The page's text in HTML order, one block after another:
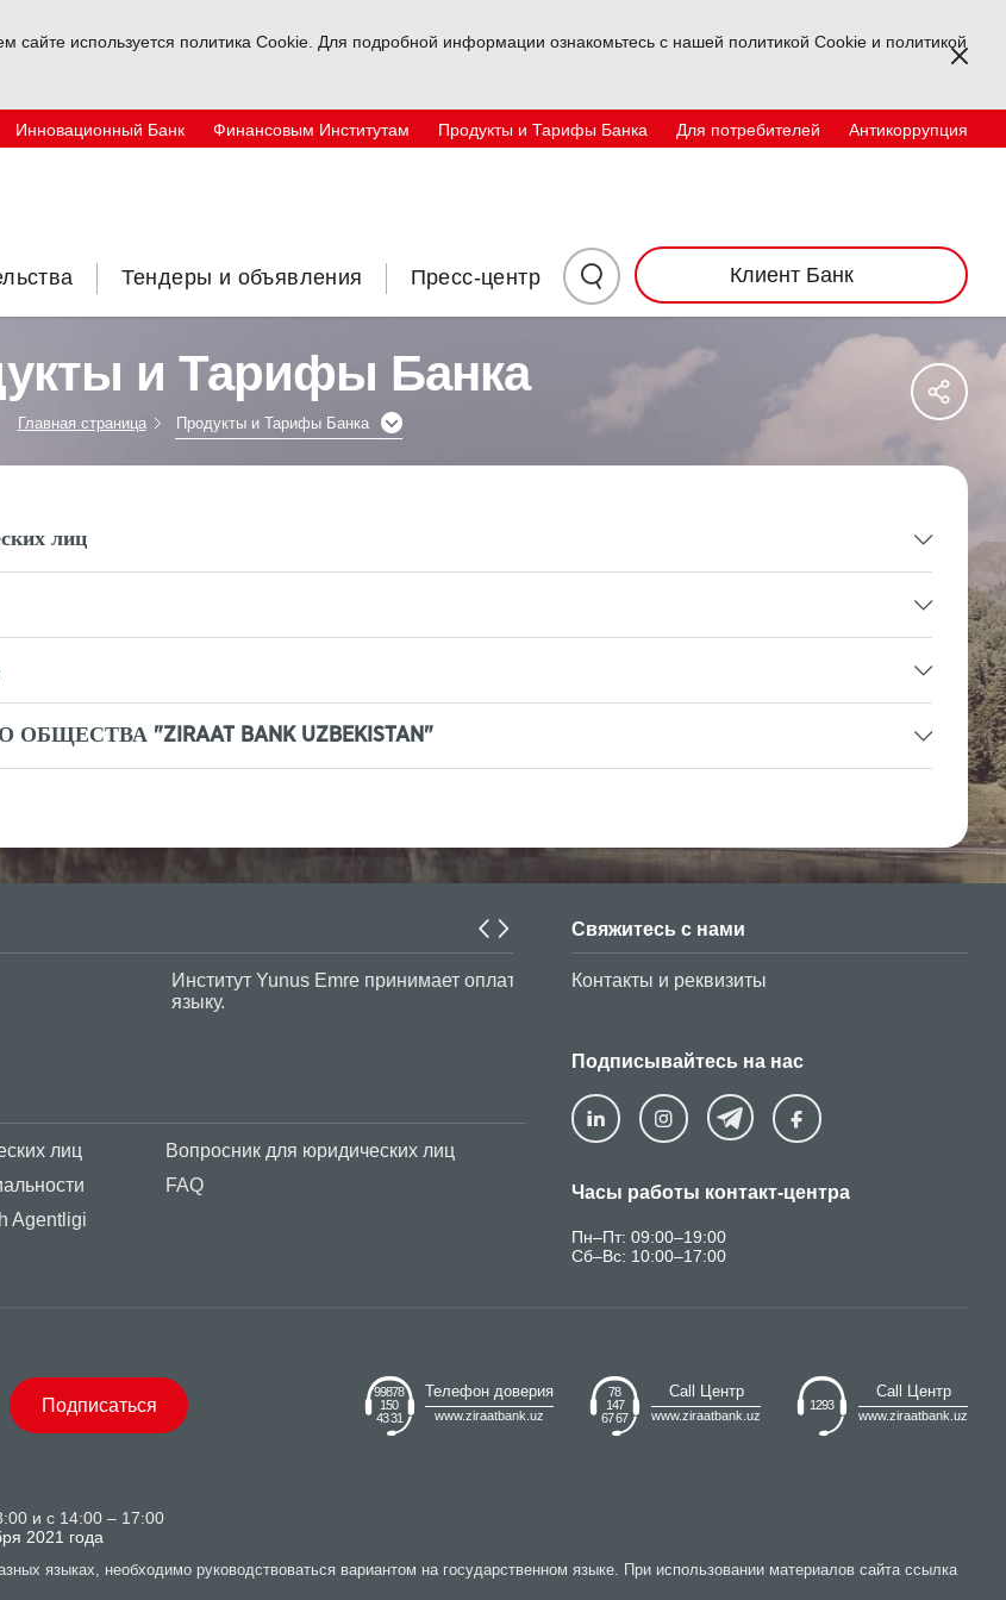
используется политика Cookie. Для подробной информации ознакомьтесь с нашей политикой Cookie и политикой
Инновационный Банк Финансовым Институтам Продукты и Тарифы Банка Для потребителей
Антикоррупция
Тендеры и объявления Пресс-центр
Нажмите
здесь
Клиент Банк
Физические лица корпоративный
и Тарифы Банка
Главная страница Продукты и Тарифы Банка
лиц
"ZIRAAT BANK UZBEKISTAN"
принимает оплату за экзамен по турецкому
В период до 30 марта текущего года студенты из
лиц
Вопросник для юридических лиц
FAQ
Agentligi
Свяжитесь с нами
Контакты и реквизиты
Подписывайтесь на нас
Часы работы контакт-центра
Пн–Пт: 09:00–19:00
Сб–Вс: 10:00–17:00
Подписаться
99878
150
43 31
Телефон доверия
www.ziraatbank.uz
78
147
67 67
Call Центр
www.ziraatbank.uz
1293
Call Центр
www.ziraatbank.uz
и с 14:00 – 17:00
2021 года
языках, необходимо руководствоваться вариантом на государственном языке. При использовании материалов сайта ссылка